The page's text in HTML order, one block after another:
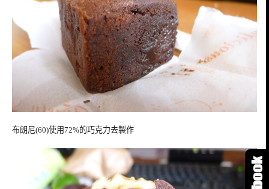
布朗尼(60)使用72%的巧克力去製作